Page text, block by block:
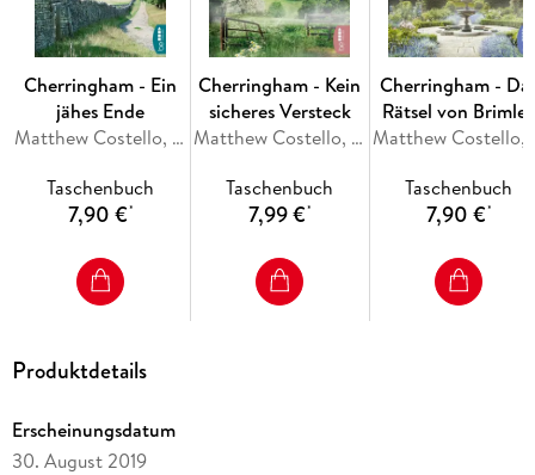
Cherringham - Ein
jähes Ende
Matthew Costello, Neil Richards
Taschenbuch
7,90 €*
Cherringham - Kein
sicheres Versteck
Matthew Costello, Neil Richards
Taschenbuch
7,99 €*
Cherringham -
Rätsel von Brimley
Manor
Taschenbuch
7,90 €*
Produktdetails
Erscheinungsdatum
30. August 2019